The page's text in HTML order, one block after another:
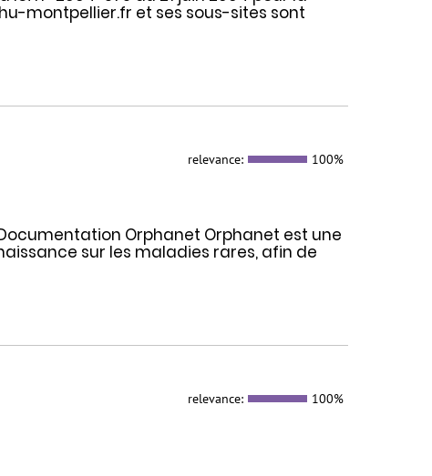
montpellier.fr et ses sous-sites sont
relevance: 100%
Orphanet Orphanet est une
sur les maladies rares, afin de
relevance: 100%